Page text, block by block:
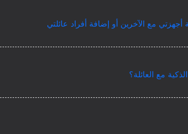
أجهزتي مع الآخرين أو إضافة أفراد عائلتي
مع العائلة؟